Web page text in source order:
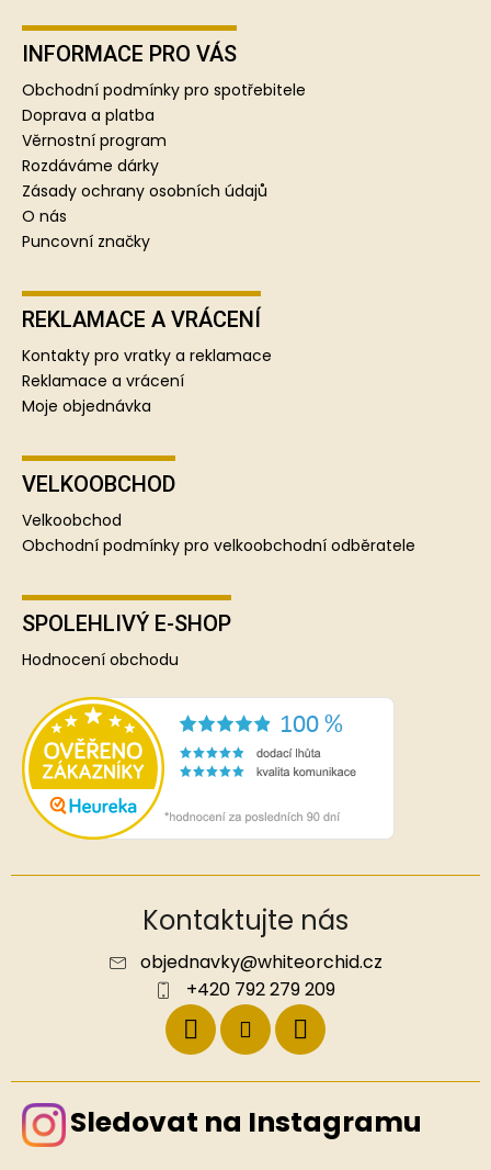
INFORMACE PRO VÁS
Obchodní podmínky pro spotřebitele
Doprava a platba
Věrnostní program
Rozdáváme dárky
Zásady ochrany osobních údajů
O nás
Puncovní značky
REKLAMACE A VRÁCENÍ
Kontakty pro vratky a reklamace
Reklamace a vrácení
Moje objednávka
VELKOOBCHOD
Velkoobchod
Obchodní podmínky pro velkoobchodní odběratele
SPOLEHLIVÝ E-SHOP
Hodnocení obchodu
Kontaktujte nás
objednavky@whiteorchid.cz
+420 792 279 209
Sledovat na Instagramu